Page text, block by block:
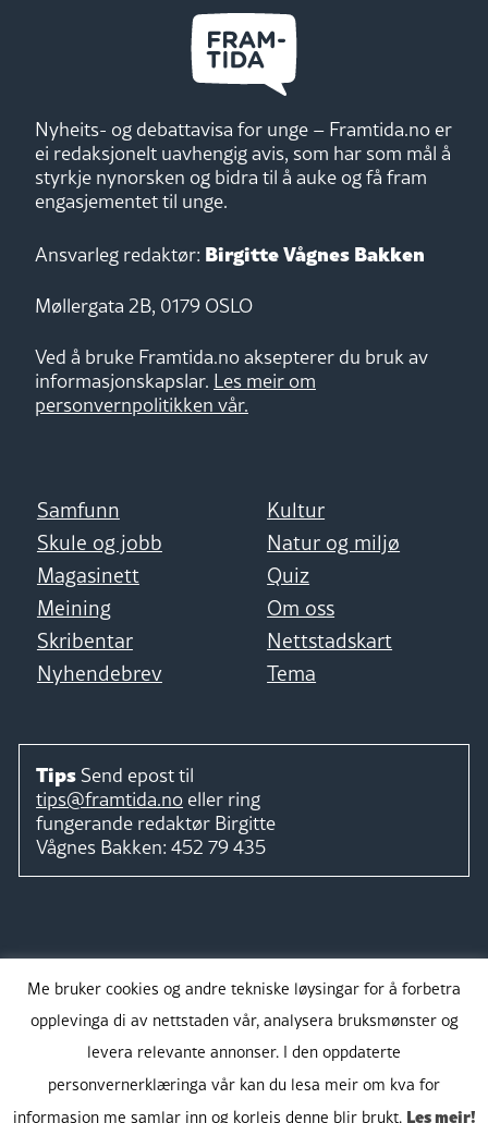
Nyheits- og debattavisa for unge – Framtida.no er
ei redaksjonelt uavhengig avis, som har som mål å
styrkje nynorsken og bidra til å auke og få fram
engasjementet til unge.
Ansvarleg redaktør: Birgitte Vågnes Bakken
Møllergata 2B, 0179 OSLO
Ved å bruke Framtida.no aksepterer du bruk av
informasjonskapslar. Les meir om
personvernpolitikken vår.
Samfunn
Kultur
Skule og jobb
Natur og miljø
Magasinett
Quiz
Meining
Om oss
Skribentar
Nettstadskart
Nyhendebrev
Tema
Tips Send epost til
tips@framtida.no eller ring
fungerande redaktør Birgitte
Vågnes Bakken: 452 79 435
Takk for støtta:
Me bruker cookies og andre tekniske løysingar for å forbetra
opplevinga di av nettstaden vår, analysera bruksmønster og
levera relevante annonser. I den oppdaterte
personvernerklæringa vår kan du lesa meir om kva for
informasjon me samlar inn og korleis denne blir brukt. Les meir!